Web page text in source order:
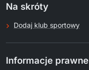
Na skróty
Dodaj klub sportowy
Informacje prawne